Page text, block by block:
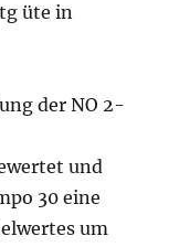
üte in
der NO 2-
und
30 eine
um